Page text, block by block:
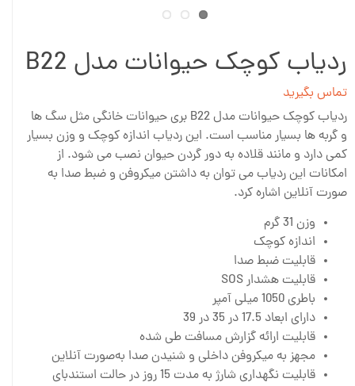
ردیاب کوچک حیوانات مدل B22
تماس بگیرید
ردیاب کوچک حیوانات مدل B22 بری حیوانات خانگی مثل سگ ها
و گربه ها بسیار مناسب است. این ردیاب اندازه کوچک و وزن بسیار
کمی دارد و مانند قلاده به دور گردن حیوان نصب می شود. از
امکانات این ردیاب می توان به داشتن میکروفن و ضبط صدا به
صورت آنلاین اشاره کرد.
وزن 31 گرم
اندازه کوچک
قابلیت ضبط صدا
قابلیت هشدار SOS
باطری 1050 میلی آمپر
دارای ابعاد 17.5 در 35 در 39
قابلیت ارائه️ گزارش مسافت طی شده
مجهز به میکروفن داخلی و شنیدن صدا به‌صورت آنلاین
قابلیت نگهداری شارژ به مدت 15 روز در حالت استندبای